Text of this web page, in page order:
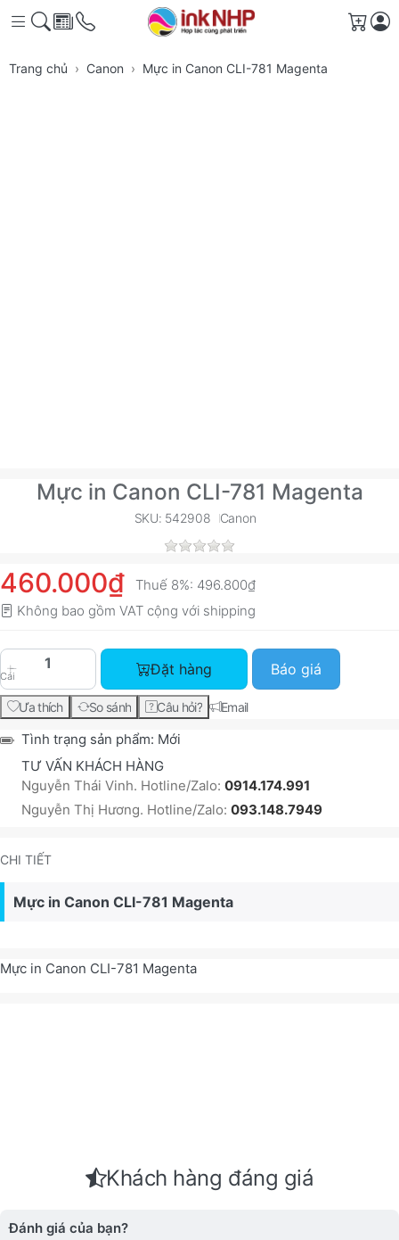
Giỏ
Trang chủ Canon Mực in Canon CLI-781 Magenta
Mực in Canon CLI-781 Magenta
SKU: 542908 Canon
460.000₫ Thuế 8%: 496.800₫
Không bao gồm VAT cộng với shipping
Cái
Mực in Canon CLI-781 Magenta với giá
Đặt hàng Báo giá
Ưa thích So sánh Câu hỏi? Email
Tình trạng sản phẩm: Mới
TƯ VẤN KHÁCH HÀNG
Nguyễn Thái Vinh. Hotline/Zalo: 0914.174.991
Nguyễn Thị Hương. Hotline/Zalo: 093.148.7949
CHI TIẾT
Mực in Canon CLI-781 Magenta
Mực in Canon CLI-781 Magenta
Khách hàng đáng giá
Đánh giá của bạn?